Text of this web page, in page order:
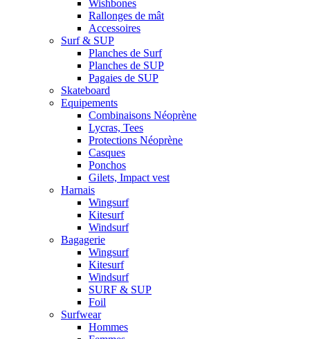
Wishbones
Rallonges de mât
Accessoires
Surf & SUP
Planches de Surf
Planches de SUP
Pagaies de SUP
Skateboard
Equipements
Combinaisons Néoprène
Lycras, Tees
Protections Néoprène
Casques
Ponchos
Gilets, Impact vest
Harnais
Wingsurf
Kitesurf
Windsurf
Bagagerie
Wingsurf
Kitesurf
Windsurf
SURF & SUP
Foil
Surfwear
Hommes